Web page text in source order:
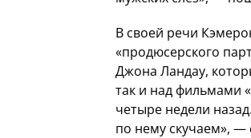
В своей речи
«продюсерского
Джона Ландау,
так и над фильмами
четыре недели
по нему скучаем», —